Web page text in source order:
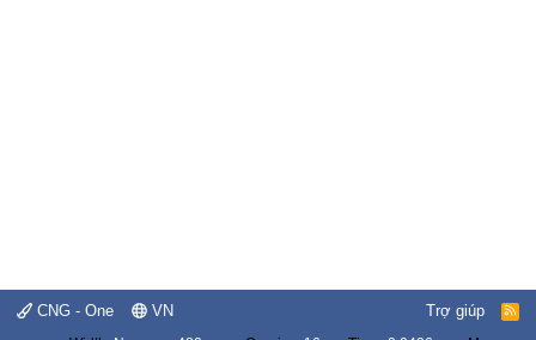
CNG - One VN Trợ giúp
R